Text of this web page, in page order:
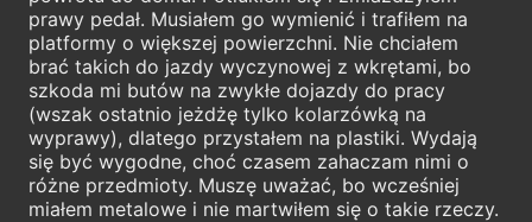
prawy pedał. Musiałem go wymienić i trafiłem na
platformy o większej powierzchni. Nie chciałem
brać takich do jazdy wyczynowej z wkrętami, bo
szkoda mi butów na zwykłe dojazdy do pracy
(wszak ostatnio jeżdżę tylko kolarzówką na
wyprawy), dlatego przystałem na plastiki. Wydają
się być wygodne, choć czasem zahaczam nimi o
różne przedmioty. Muszę uważać, bo wcześniej
miałem metalowe i nie martwiłem się o takie rzeczy.